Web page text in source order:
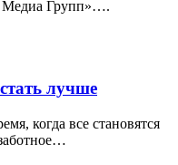
Медиа Групп»….
лучше
когда все становятся